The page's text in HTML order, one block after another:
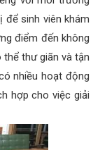
sinh viên khám
điểm đến không
thể thư giãn và tận
nhiều hoạt động
hợp cho việc giải